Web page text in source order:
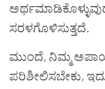
ಸರಳಗೊಳಿಸುತ್ತದೆ.
ಮುಂದೆ, ನಿಮ್ಮ
ಪರಿಶೀಲಿಸಬೇಕು,